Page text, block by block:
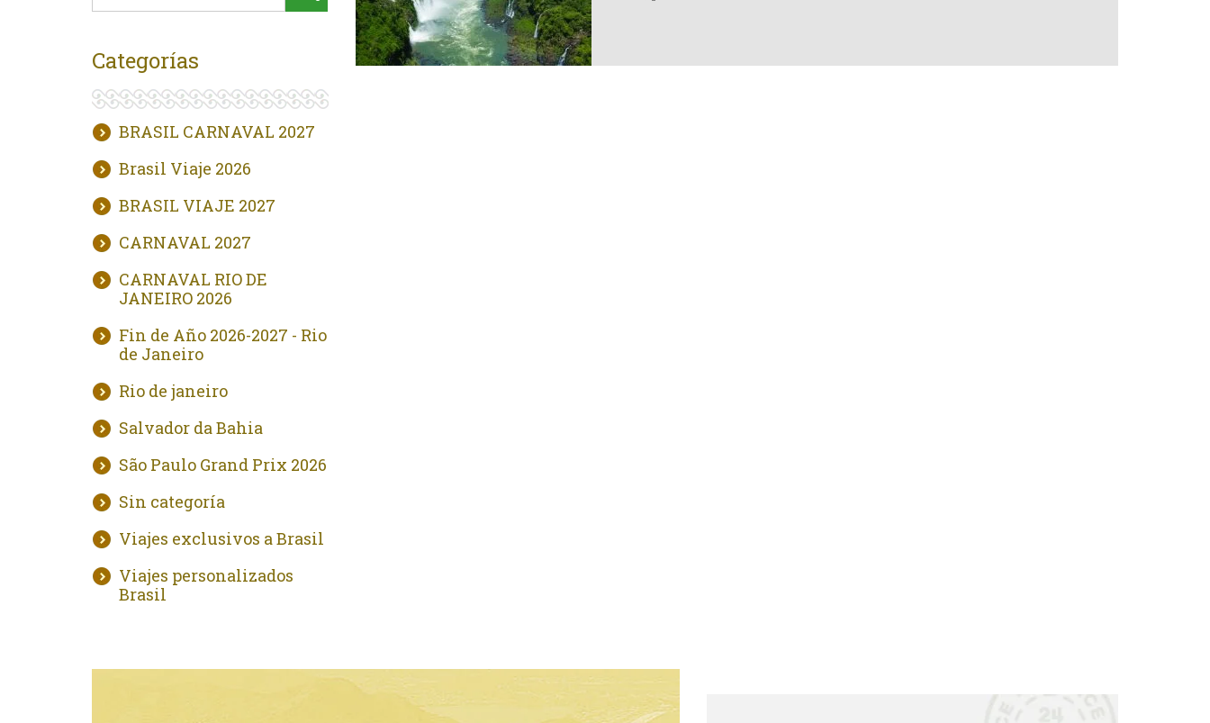
Categorías
BRASIL CARNAVAL 2027
Brasil Viaje 2026
BRASIL VIAJE 2027
CARNAVAL 2027
CARNAVAL RIO DE
JANEIRO 2026
Fin de Año 2026-2027 - Rio
de Janeiro
Rio de janeiro
Salvador da Bahia
São Paulo Grand Prix 2026
Sin categoría
Viajes exclusivos a Brasil
Viajes personalizados
Brasil